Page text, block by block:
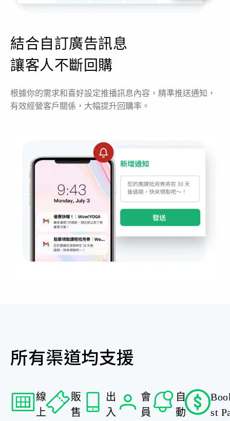
結合自訂廣告訊息
讓客人不斷回購
根據你的需求和喜好設定推播訊息內容，精準推送通知，
有效經營客戶關係，大幅提升回購率。
所有渠道均支援
線
上
販
售
出
入
會
員
自
動
st